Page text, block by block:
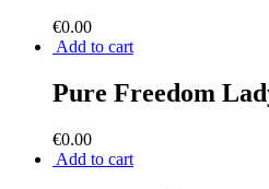
€0.00
Add to cart
Pure Freedom
€0.00
Add to cart